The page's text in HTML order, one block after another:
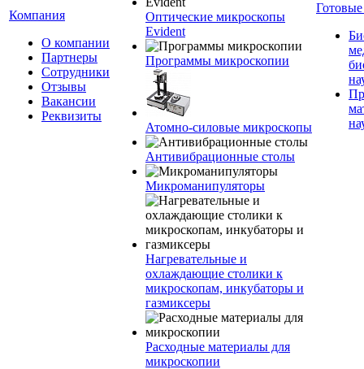
Компания
О компании
Партнеры
Сотрудники
Отзывы
Вакансии
Реквизиты
Оптические микроскопы
Evident
Программы микроскопии
Атомно-силовые микроскопы
Антивибрационные столы
Микроманипуляторы
Нагревательные и
охлаждающие столики к
микроскопам, инкубаторы и
газмиксеры
Расходные материалы для
микроскопии